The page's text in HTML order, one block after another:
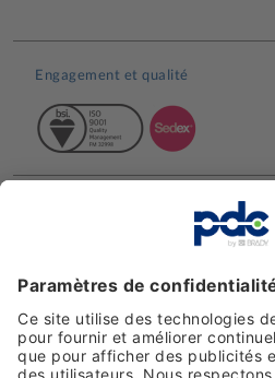
Engagement et qualité
Moyens de paiement